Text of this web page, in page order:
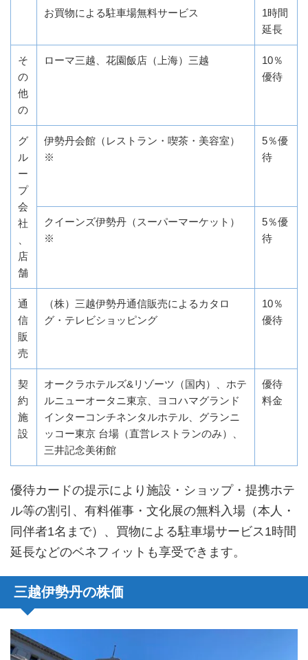
お買物による駐車場無料サービス
1時間
延長
そ
の
他
の
ローマ三越、花園飯店（上海）三越
10％
優待
グ
ル
ー
プ
会
社
、
店
舗
伊勢丹会館（レストラン・喫茶・美容室）
※
5％優
待
クイーンズ伊勢丹（スーパーマーケット）
※
5％優
待
通
信
販
売
（株）三越伊勢丹通信販売によるカタロ
グ・テレビショッピング
10％
優待
契
約
施
設
オークラホテルズ&リゾーツ（国内）、ホテ
ルニューオータニ東京、ヨコハマグランド
インターコンチネンタルホテル、グランニ
ッコー東京 台場（直営レストランのみ）、
三井記念美術館
優待
料金
優待カードの提示により施設・ショップ・提携ホテ
ル等の割引、有料催事・文化展の無料入場（本人・
同伴者1名まで）、買物による駐車場サービス1時間
延長などのベネフィットも享受できます。
三越伊勢丹の株価